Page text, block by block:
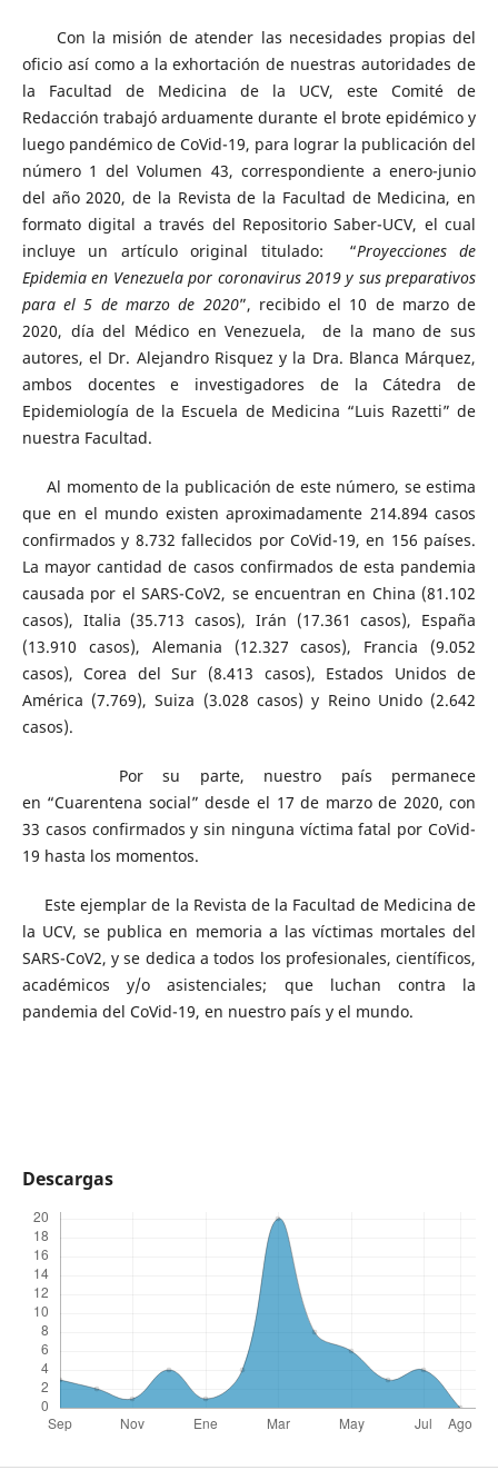
Con la misión de atender las necesidades propias del
oficio así como a la exhortación de nuestras autoridades de
la Facultad de Medicina de la UCV, este Comité de
Redacción trabajó arduamente durante el brote epidémico y
luego pandémico de CoVid-19, para lograr la publicación del
número 1 del Volumen 43, correspondiente a enero-junio
del año 2020, de la Revista de la Facultad de Medicina, en
formato digital a través del Repositorio Saber-UCV, el cual
incluye un artículo original titulado: “Proyecciones de
Epidemia en Venezuela por coronavirus 2019 y sus preparativos
para el 5 de marzo de 2020”, recibido el 10 de marzo de
2020, día del Médico en Venezuela, de la mano de sus
autores, el Dr. Alejandro Risquez y la Dra. Blanca Márquez,
ambos docentes e investigadores de la Cátedra de
Epidemiología de la Escuela de Medicina “Luis Razetti” de
nuestra Facultad.
Al momento de la publicación de este número, se estima
que en el mundo existen aproximadamente 214.894 casos
confirmados y 8.732 fallecidos por CoVid-19, en 156 países.
La mayor cantidad de casos confirmados de esta pandemia
causada por el SARS-CoV2, se encuentran en China (81.102
casos), Italia (35.713 casos), Irán (17.361 casos), España
(13.910 casos), Alemania (12.327 casos), Francia (9.052
casos), Corea del Sur (8.413 casos), Estados Unidos de
América (7.769), Suiza (3.028 casos) y Reino Unido (2.642
casos).
Por su parte, nuestro país permanece
en “Cuarentena social” desde el 17 de marzo de 2020, con
33 casos confirmados y sin ninguna víctima fatal por CoVid-
19 hasta los momentos.
Este ejemplar de la Revista de la Facultad de Medicina de
la UCV, se publica en memoria a las víctimas mortales del
SARS-CoV2, y se dedica a todos los profesionales, científicos,
académicos y/o asistenciales; que luchan contra la
pandemia del CoVid-19, en nuestro país y el mundo.
Descargas